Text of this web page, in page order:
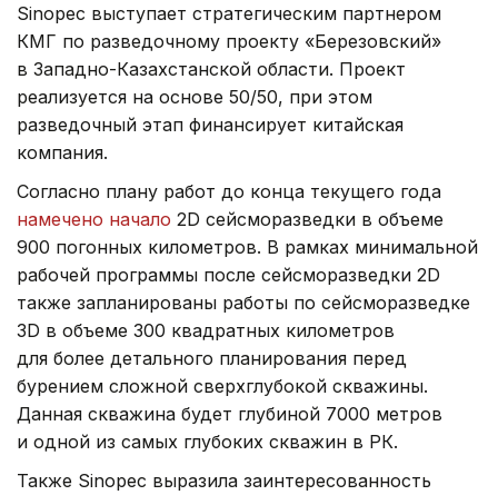
Sinopec выступает стратегическим партнером
КМГ по разведочному проекту «Березовский»
в Западно-Казахстанской области. Проект
реализуется на основе 50/50, при этом
разведочный этап финансирует китайская
компания.
Согласно плану работ до конца текущего года
намечено начало 2D сейсморазведки в объеме
900 погонных километров. В рамках минимальной
рабочей программы после сейсморазведки 2D
также запланированы работы по сейсморазведке
3D в объеме 300 квадратных километров
для более детального планирования перед
бурением сложной сверхглубокой скважины.
Данная скважина будет глубиной 7000 метров
и одной из самых глубоких скважин в РК.
Также Sinopec выразила заинтересованность